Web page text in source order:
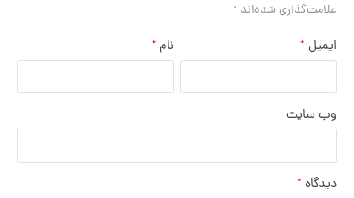
علامت‌گذاری شده‌اند*
نام * ایمیل *
وب‌ سایت
دیدگاه *